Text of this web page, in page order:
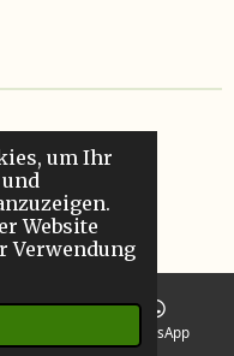
um Ihr
Website
Verwendung
WhatsApp